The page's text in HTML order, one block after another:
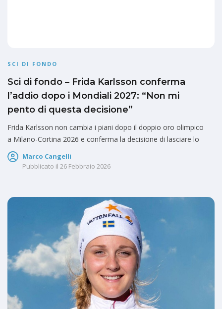
SCI DI FONDO
Sci di fondo – Frida Karlsson conferma
l’addio dopo i Mondiali 2027: “Non mi
pento di questa decisione”
Frida Karlsson non cambia i piani dopo il doppio oro olimpico
a Milano-Cortina 2026 e conferma la decisione di lasciare lo
Marco Cangelli
Pubblicato il 26 Febbraio 2026